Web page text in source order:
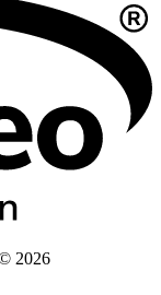
2026